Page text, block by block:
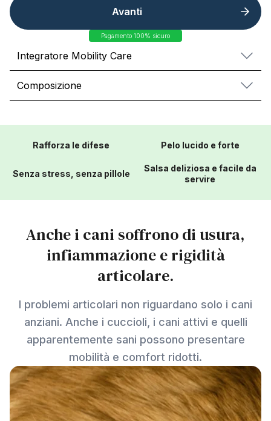
Avanti
Pagamento 100% sicuro
Integratore Mobility Care
Composizione
Rafforza le difese Pelo lucido e forte
Senza stress, senza pillole
Salsa deliziosa e facile da
servire
Anche i cani soffrono di usura,
infiammazione e rigidità
articolare.
I problemi articolari non riguardano solo i cani
anziani. Anche i cuccioli, i cani attivi e quelli
apparentemente sani possono presentare
mobilità e comfort ridotti.